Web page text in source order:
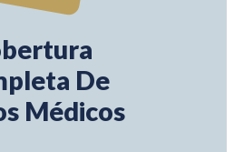
De
Médicos